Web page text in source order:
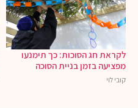
לקראת חג הסוכות: כך תימנעו
מפציעה בזמן בניית הסוכה
קובי לוי